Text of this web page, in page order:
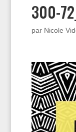
300-
par Nicole